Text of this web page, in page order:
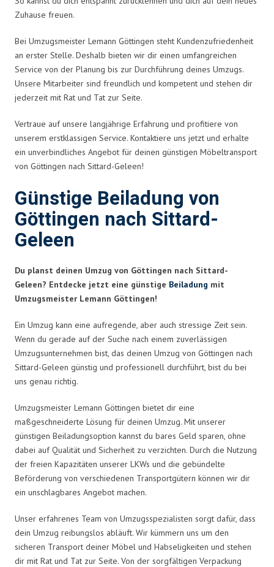
Zuhause freuen.
Bei Umzugsmeister Lemann Göttingen steht Kundenzufriedenheit
an erster Stelle. Deshalb bieten wir dir einen umfangreichen
Service von der Planung bis zur Durchführung deines Umzugs.
Unsere Mitarbeiter sind freundlich und kompetent und stehen dir
jederzeit mit Rat und Tat zur Seite.
Vertraue auf unsere langjährige Erfahrung und profitiere von
unserem erstklassigen Service. Kontaktiere uns jetzt und erhalte
ein unverbindliches Angebot für deinen günstigen Möbeltransport
von Göttingen nach Sittard-Geleen!
Günstige Beiladung von
Göttingen nach Sittard-
Geleen
Du planst deinen Umzug von Göttingen nach Sittard-
Geleen? Entdecke jetzt eine günstige Beiladung mit
Umzugsmeister Lemann Göttingen!
Ein Umzug kann eine aufregende, aber auch stressige Zeit sein.
Wenn du gerade auf der Suche nach einem zuverlässigen
Umzugsunternehmen bist, das deinen Umzug von Göttingen nach
Sittard-Geleen günstig und professionell durchführt, bist du bei
uns genau richtig.
Umzugsmeister Lemann Göttingen bietet dir eine
maßgeschneiderte Lösung für deinen Umzug. Mit unserer
günstigen Beiladungsoption kannst du bares Geld sparen, ohne
dabei auf Qualität und Sicherheit zu verzichten. Durch die Nutzung
der freien Kapazitäten unserer LKWs und die gebündelte
Beförderung von verschiedenen Transportgütern können wir dir
ein unschlagbares Angebot machen.
Unser erfahrenes Team von Umzugsspezialisten sorgt dafür, dass
dein Umzug reibungslos abläuft. Wir kümmern uns um den
sicheren Transport deiner Möbel und Habseligkeiten und stehen
dir mit Rat und Tat zur Seite. Von der sorgfältigen Verpackung